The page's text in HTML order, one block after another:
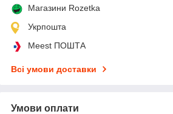
Магазини Rozetka
Укрпошта
Meest ПОШТА
Всі умови доставки
Умови оплати